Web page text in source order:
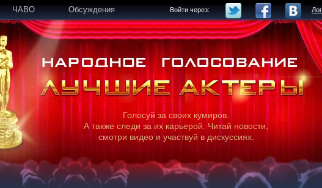
ЧАВО Обсуждения Войти через:
Голосуй за своих кумиров.
А также следи за их карьерой. Читай новости,
смотри видео и участвуй в дискуссиях.